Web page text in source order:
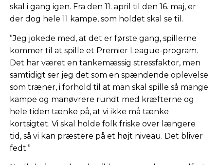
skal i gang igen. Fra den 11. april til den 16. maj, er
der dog hele 11 kampe, som holdet skal se til.
”Jeg jokede med, at det er første gang, spillerne
kommer til at spille et Premier League-program.
Det har været en tankemæssig stressfaktor, men
samtidigt ser jeg det som en spændende oplevelse
som træner, i forhold til at man skal spille så mange
kampe og manøvrere rundt med kræfterne og
hele tiden tænke på, at vi ikke må tænke
kortsigtet. Vi skal holde folk friske over længere
tid, så vi kan præstere på et højt niveau. Det bliver
fedt.”